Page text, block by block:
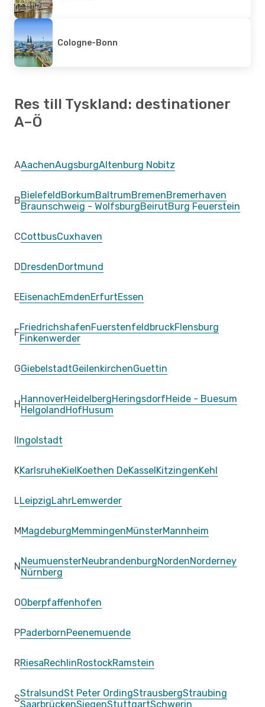
Cologne-Bonn
Res till Tyskland: destinationer
A–Ö
AAachenAugsburgAltenburg Nobitz
BBielefeldBorkumBaltrumBremenBremerhaven
Braunschweig - WolfsburgBeirutBurg Feuerstein
CCottbusCuxhaven
DDresdenDortmund
EEisenachEmdenErfurtEssen
FFriedrichshafenFuerstenfeldbruckFlensburg
Finkenwerder
GGiebelstadtGeilenkirchenGuettin
H HannoverHeidelbergHeringsdorfHeide - Buesum
HelgolandHofHusum
IIngolstadt
KKarlsruheKielKoethen DeKasselKitzingenKehl
LLeipzigLahrLemwerder
MMagdeburgMemmingenMünsterMannheim
N NeumuensterNeubrandenburgNordenNorderney
Nürnberg
OOberpfaffenhofen
PPaderbornPeenemuende
RRiesaRechlinRostockRamstein
SStralsundSt Peter OrdingStrausbergStraubing
SaarbrückenSiegenStuttgartSchwerin